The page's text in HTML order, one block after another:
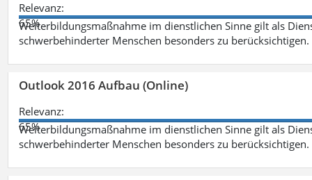
Relevanz:
65%
Weiterbildungsmaßnahme im dienstlichen Sinne gilt als
schwerbehinderter Menschen besonders zu berücksichtigen.
Outlook 2016 Aufbau (Online)
Relevanz:
65%
Weiterbildungsmaßnahme im dienstlichen Sinne gilt als
schwerbehinderter Menschen besonders zu berücksichtigen.